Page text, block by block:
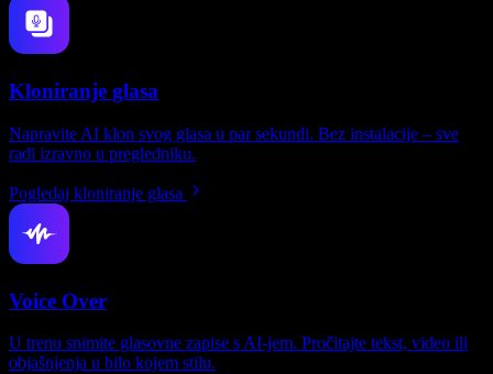
Kloniranje glasa
Napravite AI klon svog glasa u par sekundi. Bez instalacije – sve
radi izravno u pregledniku.
Pogledaj kloniranje glasa
Voice Over
U trenu snimite glasovne zapise s AI-jem. Pročitajte tekst, video ili
objašnjenja u bilo kojem stilu.